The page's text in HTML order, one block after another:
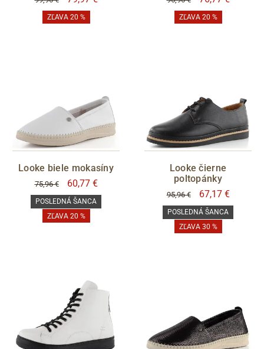
ZĽAVA 20 % ZĽAVA 20 %
Looke biele mokasíny
75,96 € 60,77 €
POSLEDNÁ ŠANCA
ZĽAVA 20 %
Looke čierne
poltopánky
95,96 € 67,17 €
POSLEDNÁ ŠANCA
ZĽAVA 30 %